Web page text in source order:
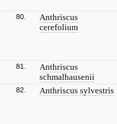
80.
Anthriscus
cerefolium
81.
Anthriscus
schmalhausenii
82. Anthriscus sylvestris